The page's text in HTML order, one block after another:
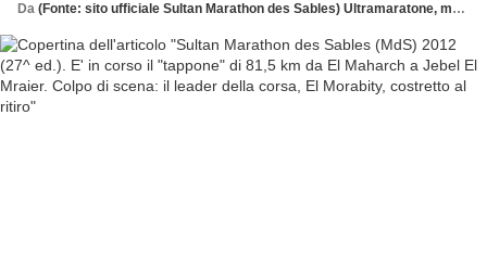
Da (Fonte: sito ufficiale Sultan Marathon des Sables) Ultramaratone, maratone e dintorni